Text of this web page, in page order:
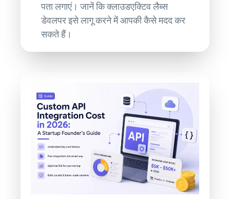
पता लगाएं। जानें कि क्लाउडएक्टिव लैब्स
डेवलपर इसे लागू करने में आपकी कैसे मदद कर
सकते हैं।